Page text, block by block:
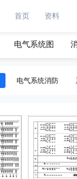
首页 资料
电气系统图
电气系统消防